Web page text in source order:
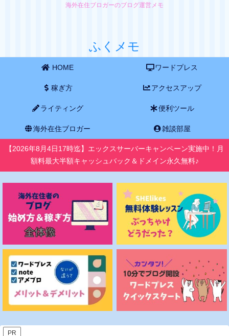
海外在住ブロガーのブログ運営メモ
ふくメモ
HOME ワードプレス
稼ぎ方 アクセスアップ
ライティング 便利ツール
海外在住ブロガー 雑談部屋
【2026年8月4日17時迄】エックスサーバーキャンペーン実施中！月
額料最大半額キャッシュバック＆ドメイン永久無料♪
PR